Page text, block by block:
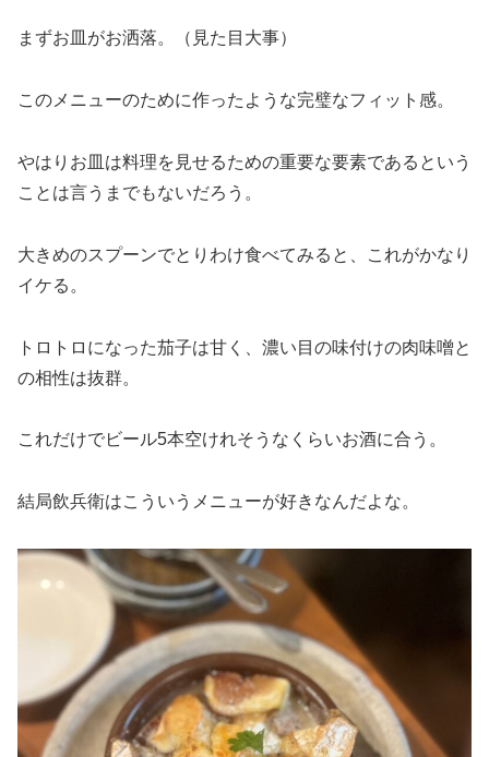
まずお皿がお洒落。（見た目大事）
このメニューのために作ったような完璧なフィット感。
やはりお皿は料理を見せるための重要な要素であるという
ことは言うまでもないだろう。
大きめのスプーンでとりわけ食べてみると、これがかなり
イケる。
トロトロになった茄子は甘く、濃い目の味付けの肉味噌と
の相性は抜群。
これだけでビール5本空けれそうなくらいお酒に合う。
結局飲兵衛はこういうメニューが好きなんだよな。